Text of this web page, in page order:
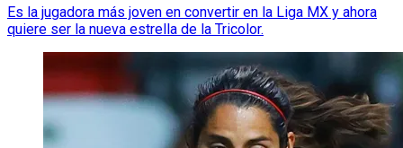
Es la jugadora más joven en convertir en la Liga MX y ahora
quiere ser la nueva estrella de la Tricolor.